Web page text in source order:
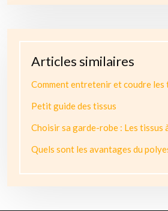
Articles similaires
Comment entretenir et coudre les
Petit guide des tissus
Choisir sa garde-robe : Les tissus
Quels sont les avantages du